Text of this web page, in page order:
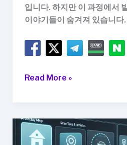
입니다. 하지만 이 과정에서
이야기들이 숨겨져 있습니
인
륙
의
Read More »